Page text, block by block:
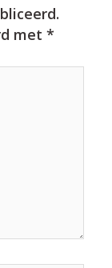
met *